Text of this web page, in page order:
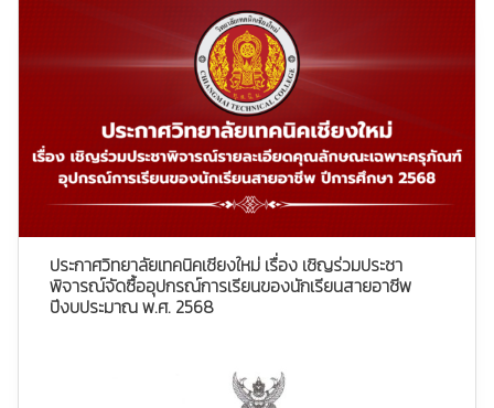
ประกาศวิทยาลัยเทคนิคเชียงใหม่ เรื่อง เชิญร่วมประชา
พิจารณ์จัดซื้ออุปกรณ์การเรียนของนักเรียนสายอาชีพ
ปีงบประมาณ พ.ศ. 2568